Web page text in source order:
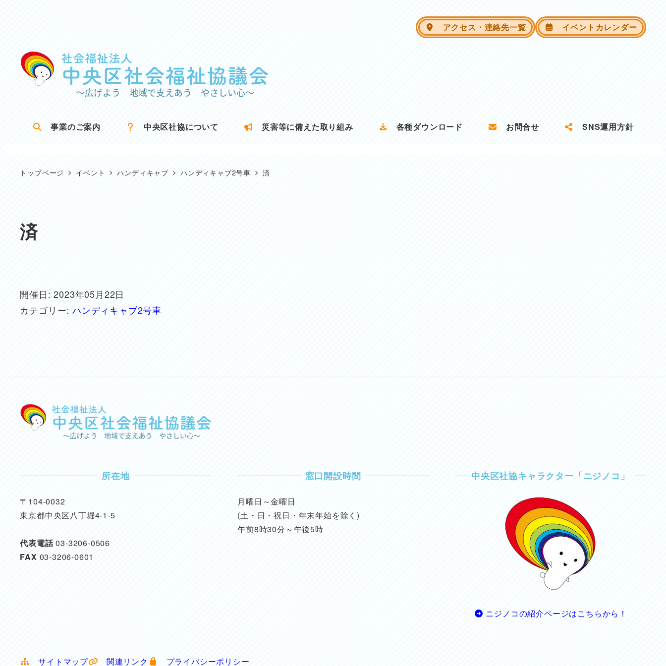
アクセス・連絡先一覧 イベントカレンダー
事業のご案内 中央区社協について 災害等に備えた取り組み 各種ダウンロード お問合せ SNS運用方針
トップページ イベント ハンディキャブ ハンディキャブ2号車 済
済
開催日: 2023年05月22日
カテゴリー: ハンディキャブ2号車
所在地
〒104-0032
東京都中央区八丁堀4-1-5
代表電話03-3206-0506
FAX 03-3206-0601
窓口開設時間
月曜日～金曜日
(土・日・祝日・年末年始を除く)
午前8時30分～午後5時
中央区社協キャラクター「ニジノコ」
ニジノコの紹介ページはこちらから！
サイトマップ 関連リンク プライバシーポリシー